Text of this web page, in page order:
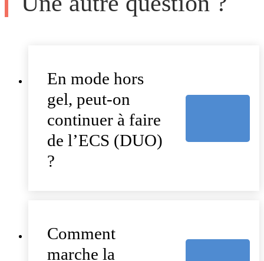
En mode hors
gel, peut-on
continuer à faire
de l’ECS (DUO)
?
Comment
marche la